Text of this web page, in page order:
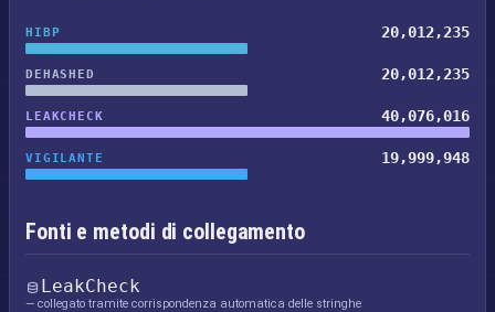
HIBP 20,012,235
DEHASHED 20,012,235
LEAKCHECK 40,076,016
VIGILANTE 19,999,948
Fonti e metodi di collegamento
LeakCheck
— collegato tramite corrispondenza automatica delle stringhe